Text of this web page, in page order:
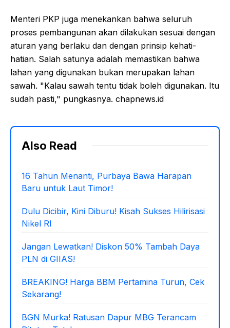
Menteri PKP juga menekankan bahwa seluruh
proses pembangunan akan dilakukan sesuai dengan
aturan yang berlaku dan dengan prinsip kehati-
hatian. Salah satunya adalah memastikan bahwa
lahan yang digunakan bukan merupakan lahan
sawah. "Kalau sawah tentu tidak boleh digunakan. Itu
sudah pasti," pungkasnya. chapnews.id
Also Read
16 Tahun Menanti, Purbaya Bawa Harapan
Baru untuk Laut Timor!
Dulu Dicibir, Kini Diburu! Kisah Sukses Hilirisasi
Nikel RI
Jangan Lewatkan! Diskon 50% Tambah Daya
PLN di GIIAS!
BREAKING! Harga BBM Pertamina Turun, Cek
Sekarang!
BGN Murka! Ratusan Dapur MBG Terancam